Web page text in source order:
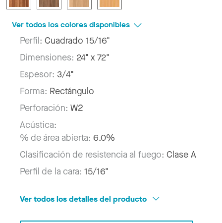
Ver todos los colores disponibles
Perfil: Cuadrado 15/16"
Dimensiones: 24" x 72"
Espesor: 3/4"
Forma: Rectángulo
Perforación: W2
Acústica:
% de área abierta: 6.0%
Clasificación de resistencia al fuego: Clase A
Perfil de la cara: 15/16"
Ver todos los detalles del producto